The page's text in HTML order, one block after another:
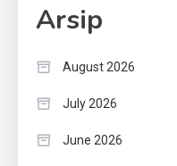
Arsip
August 2026
July 2026
June 2026